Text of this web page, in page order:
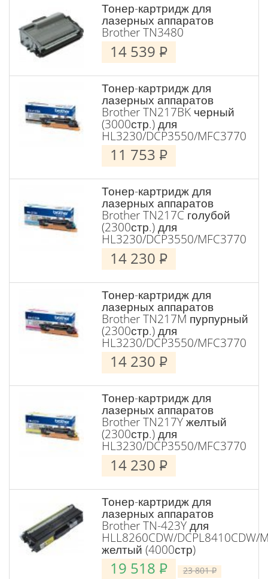
Тонер-картридж для
лазерных аппаратов
Brother TN3480
14 539 P
Тонер-картридж для
лазерных аппаратов
Brother TN217BK черный
(3000стр.) для
HL3230/DCP3550/MFC3770
11 753 P
Тонер-картридж для
лазерных аппаратов
Brother TN217C голубой
(2300стр.) для
HL3230/DCP3550/MFC3770
14 230 P
Тонер-картридж для
лазерных аппаратов
Brother TN217M пурпурный
(2300стр.) для
HL3230/DCP3550/MFC3770
14 230 P
Тонер-картридж для
лазерных аппаратов
Brother TN217Y желтый
(2300стр.) для
HL3230/DCP3550/MFC3770
14 230 P
Тонер-картридж для
лазерных аппаратов
Brother TN-423Y для
HLL8260CDW/DCPL8410CDW/
желтый (4000стр)
19 518 P 23 801P